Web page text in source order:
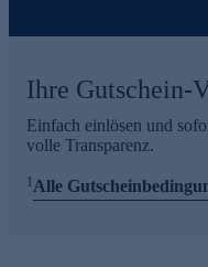
Ihre Gutschein-
Einfach einlösen und
volle Transparenz.
1Alle